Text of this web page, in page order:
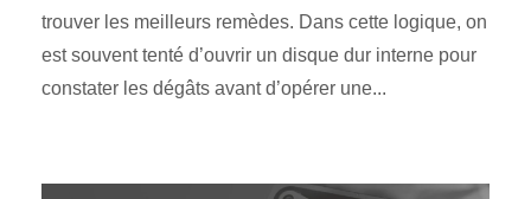
trouver les meilleurs remèdes. Dans cette logique, on
est souvent tenté d’ouvrir un disque dur interne pour
constater les dégâts avant d’opérer une...